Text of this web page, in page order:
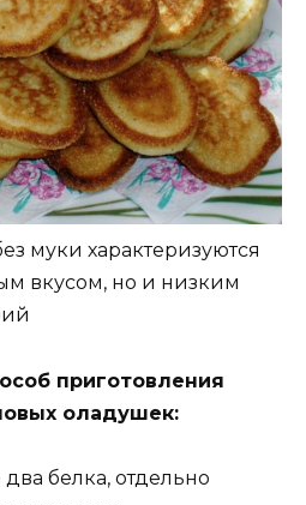
муки характеризуются
вкусом, но и низким
приготовления
оладушек:
белка, отдельно